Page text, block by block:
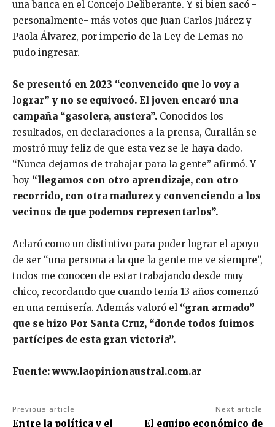
una banca en el Concejo Deliberante. Y si bien sacó -
personalmente- más votos que Juan Carlos Juárez y
Paola Álvarez, por imperio de la Ley de Lemas no
pudo ingresar.
Se presentó en 2023 “convencido que lo voy a
lograr” y no se equivocó. El joven encaró una
campaña “gasolera, austera”. Conocidos los
resultados, en declaraciones a la prensa, Curallán se
mostró muy feliz de que esta vez se le haya dado.
“Nunca dejamos de trabajar para la gente” afirmó. Y
hoy “llegamos con otro aprendizaje, con otro
recorrido, con otra madurez y convenciendo a los
vecinos de que podemos representarlos”.
Aclaró como un distintivo para poder lograr el apoyo
de ser “una persona a la que la gente me ve siempre”,
todos me conocen de estar trabajando desde muy
chico, recordando que cuando tenía 13 años comenzó
en una remisería. Además valoró el “gran armado”
que se hizo Por Santa Cruz, “donde todos fuimos
partícipes de esta gran victoria”.
Fuente: www.laopinionaustral.com.ar
Previous article
Entre la política y el
Next article
El equipo económico de